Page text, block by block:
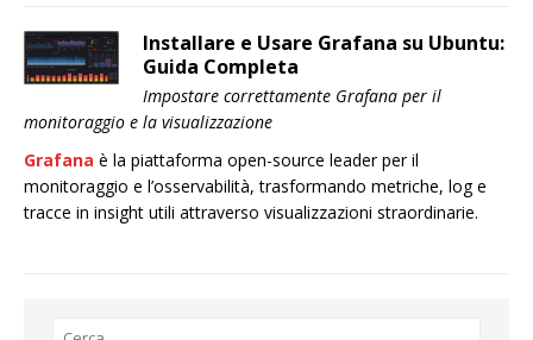
Installare e Usare Grafana su Ubuntu:
Guida Completa
Impostare correttamente Grafana per il
monitoraggio e la visualizzazione
Grafana è la piattaforma open-source leader per il
monitoraggio e l’osservabilità, trasformando metriche, log e
tracce in insight utili attraverso visualizzazioni straordinarie.